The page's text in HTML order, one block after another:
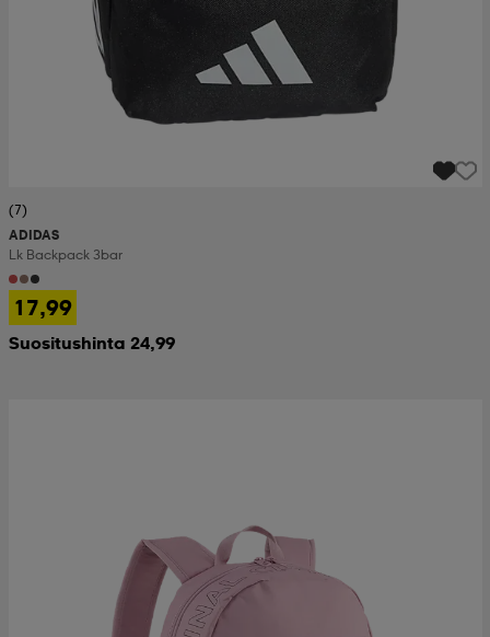
(7)
ADIDAS
Lk Backpack 3bar
17,99
Suositushinta 24,99